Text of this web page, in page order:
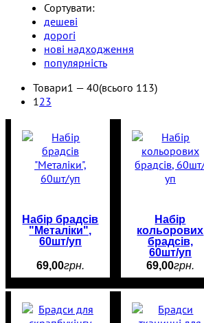
Сортувати:
дешеві
дорогі
нові надходження
популярність
Товари1 — 40(всього 113)
123
Набір брадсів
"Металіки",
60шт/уп
69,00грн.
Набір
кольорових
брадсів,
60шт/уп
69,00грн.